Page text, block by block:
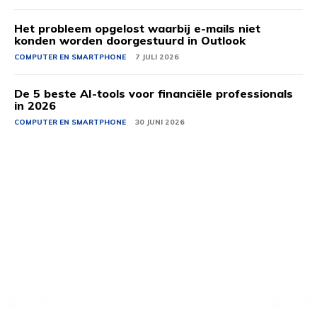
Het probleem opgelost waarbij e-mails niet
konden worden doorgestuurd in Outlook
COMPUTER EN SMARTPHONE 7 JULI 2026
De 5 beste AI-tools voor financiële professionals
in 2026
COMPUTER EN SMARTPHONE 30 JUNI 2026